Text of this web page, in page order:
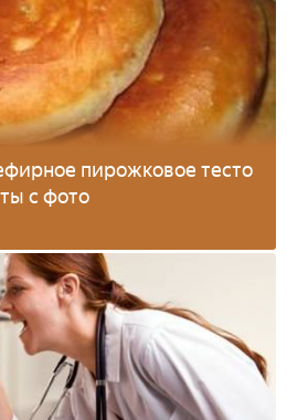
пирожковое тесто
с фото